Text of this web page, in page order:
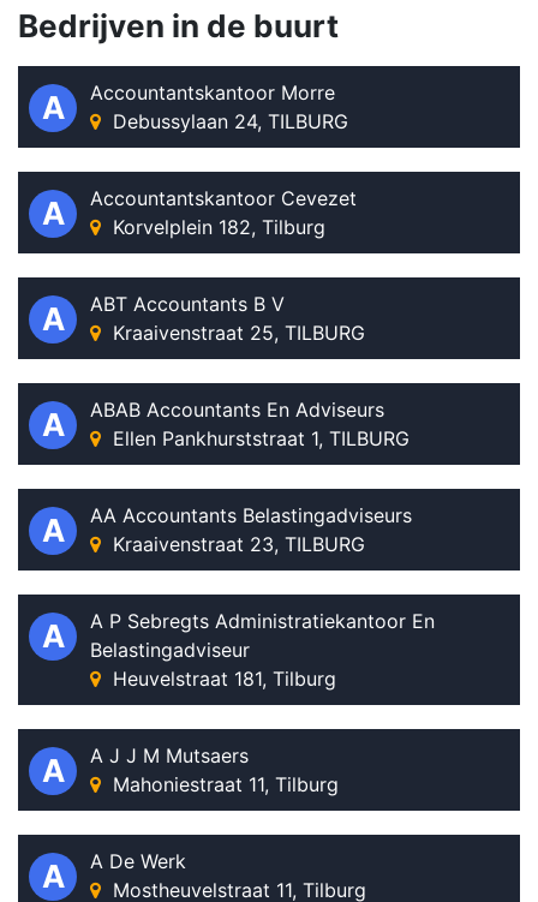
Bedrijven in de buurt
A
Accountantskantoor Morre
Debussylaan 24, TILBURG
A
Accountantskantoor Cevezet
Korvelplein 182, Tilburg
A
ABT Accountants B V
Kraaivenstraat 25, TILBURG
A
ABAB Accountants En Adviseurs
Ellen Pankhurststraat 1, TILBURG
A
AA Accountants Belastingadviseurs
Kraaivenstraat 23, TILBURG
A
A P Sebregts Administratiekantoor En
Belastingadviseur
Heuvelstraat 181, Tilburg
A
A J J M Mutsaers
Mahoniestraat 11, Tilburg
A
A De Werk
Mostheuvelstraat 11, Tilburg